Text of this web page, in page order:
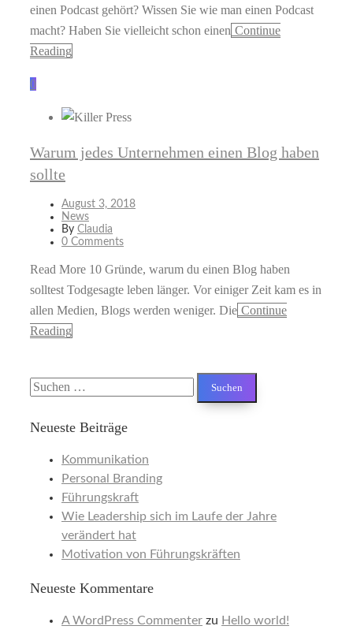
einen Podcast gehört? Wissen Sie wie man einen Podcast
macht? Haben Sie vielleicht schon einen Continue
Reading
0
Warum jedes Unternehmen einen Blog haben
sollte
August 3, 2018
News
By Claudia
0 Comments
Read More 10 Gründe, warum du einen Blog haben
solltest Todgesagte leben länger. Vor einiger Zeit kam es in
allen Medien, Blogs werden weniger. Die Continue
Reading
Suchen
nach:
Neueste Beiträge
Kommunikation
Personal Branding
Führungskraft
Wie Leadership sich im Laufe der Jahre
verändert hat
Motivation von Führungskräften
Neueste Kommentare
A WordPress Commenter zu Hello world!